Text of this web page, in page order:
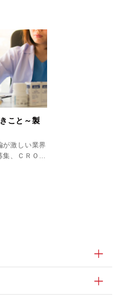
こと～製
が激しい業界
、ＣＲＯの
ました。同
必要がある
提供や求人
や採用に関
があれば、ぜ